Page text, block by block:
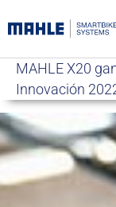
MAHLE X20
Innovación